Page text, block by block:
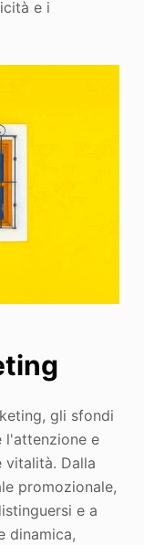
e i
gli sfondi
l'attenzione e
vitalità. Dalla
promozionale,
e a
dinamica,